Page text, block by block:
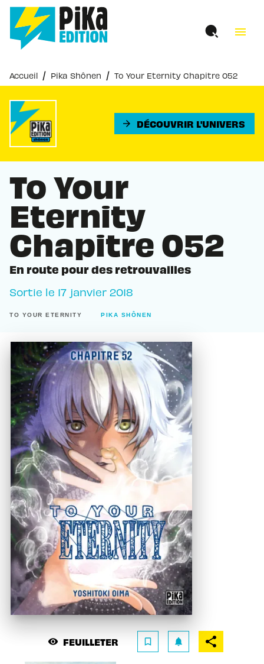
MENU RECHERCHE
PIED DE PAGE
menu
Accueil / Pika Shônen / To Your Eternity Chapitre 052
arrow_forward DÉCOUVRIR L'UNIVERS
To Your
Eternity
Chapitre 052
En route pour des retrouvailles
Sortie le 17 janvier 2018
TO YOUR ETERNITY PIKA SHÔNEN
visibility FEUILLETER bookmark_border notifications